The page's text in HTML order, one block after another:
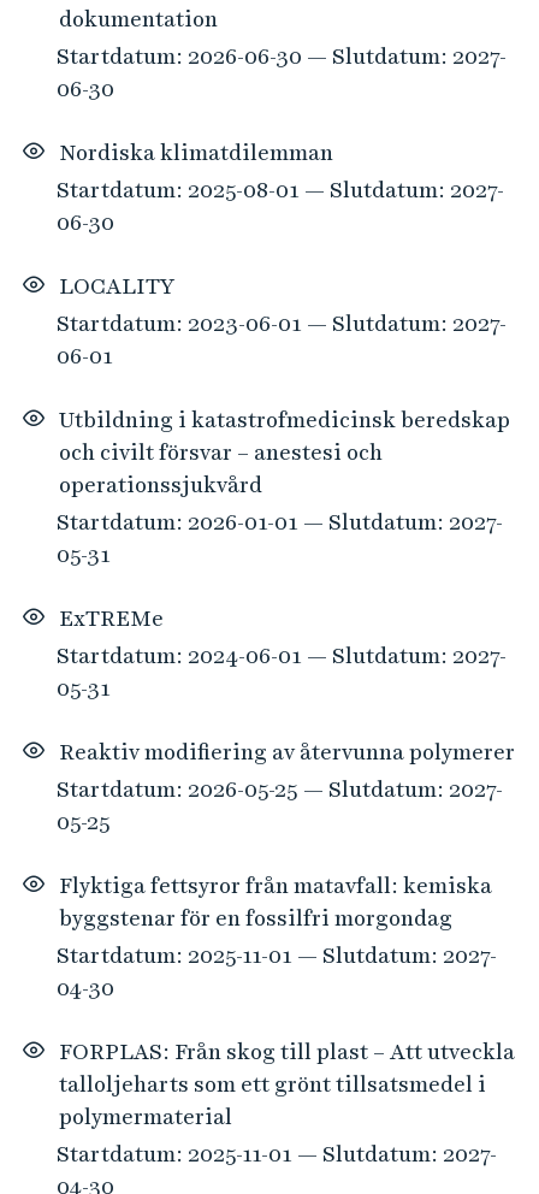
dokumentation
Startdatum: 2026-06-30 — Slutdatum: 2027-
06-30
Nordiska klimatdilemman
Startdatum: 2025-08-01 — Slutdatum: 2027-
06-30
LOCALITY
Startdatum: 2023-06-01 — Slutdatum: 2027-
06-01
Utbildning i katastrofmedicinsk beredskap
och civilt försvar – anestesi och
operationssjukvård
Startdatum: 2026-01-01 — Slutdatum: 2027-
05-31
ExTREMe
Startdatum: 2024-06-01 — Slutdatum: 2027-
05-31
Reaktiv modifiering av återvunna polymerer
Startdatum: 2026-05-25 — Slutdatum: 2027-
05-25
Flyktiga fettsyror från matavfall: kemiska
byggstenar för en fossilfri morgondag
Startdatum: 2025-11-01 — Slutdatum: 2027-
04-30
FORPLAS: Från skog till plast – Att utveckla
talloljeharts som ett grönt tillsatsmedel i
polymermaterial
Startdatum: 2025-11-01 — Slutdatum: 2027-
04-30